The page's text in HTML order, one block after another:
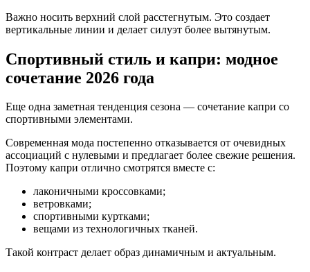
Важно носить верхний слой расстегнутым. Это создает
вертикальные линии и делает силуэт более вытянутым.
Спортивный стиль и капри: модное
сочетание 2026 года
Еще одна заметная тенденция сезона — сочетание капри со
спортивными элементами.
Современная мода постепенно отказывается от очевидных
ассоциаций с нулевыми и предлагает более свежие решения.
Поэтому капри отлично смотрятся вместе с:
лаконичными кроссовками;
ветровками;
спортивными куртками;
вещами из технологичных тканей.
Такой контраст делает образ динамичным и актуальным.